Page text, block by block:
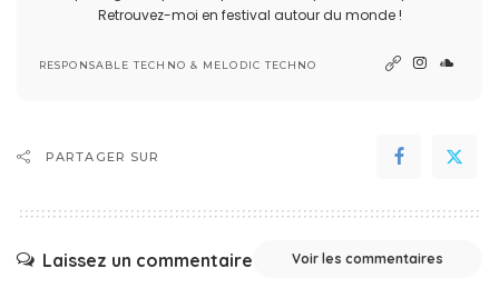
Retrouvez-moi en festival autour du monde !
RESPONSABLE TECHNO & MELODIC TECHNO
PARTAGER SUR
Laissez un commentaire Voir les commentaires